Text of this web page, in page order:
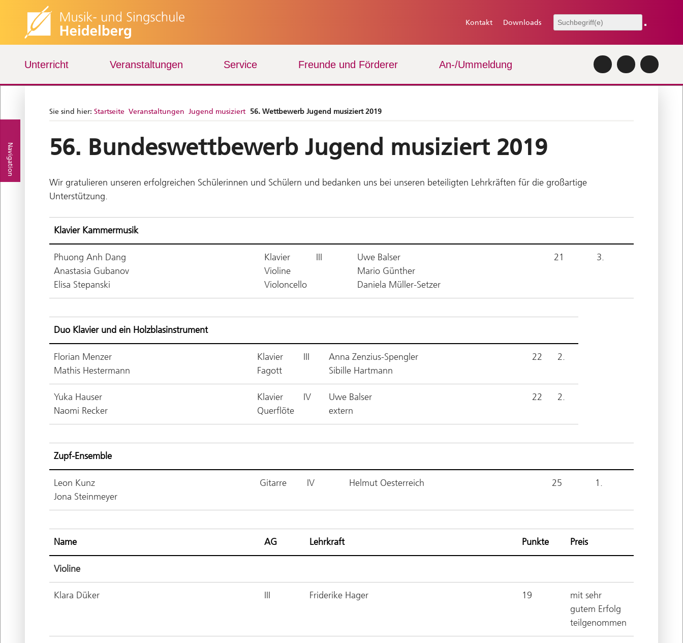
Kontakt Downloads
Unterricht Veranstaltungen Service Freunde und Förderer An-/Ummeldung
Sie sind hier: Startseite Veranstaltungen Jugend musiziert 56. Wettbewerb Jugend musiziert 2019
Navigation 56. Bundeswettbewerb Jugend musiziert 2019
Wir gratulieren unseren erfolgreichen Schülerinnen und Schülern und bedanken uns bei unseren beteiligten Lehrkräften für die großartige
Unterstützung.
Klavier Kammermusik
Phuong Anh Dang
Anastasia Gubanov
Elisa Stepanski
Klavier
Violine
Violoncello
III
Uwe Balser
Mario Günther
Daniela Müller-Setzer
21 3.
Duo Klavier und ein Holzblasinstrument
Florian Menzer
Mathis Hestermann
Klavier
Fagott
III
Anna Zenzius-Spengler
Sibille Hartmann
22 2.
Yuka Hauser
Naomi Recker
Klavier
Querflöte
IV
Uwe Balser
extern
22 2.
Zupf-Ensemble
Leon Kunz
Jona Steinmeyer
Gitarre IV Helmut Oesterreich 25 1.
Name AG Lehrkraft Punkte Preis
Violine
Klara Düker III Friderike Hager 19
mit sehr
gutem Erfolg
teilgenommen